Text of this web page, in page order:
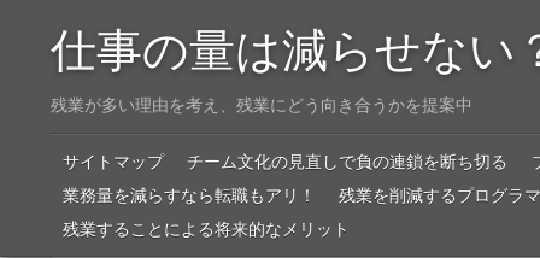
仕事の量は減らせない
残業が多い理由を考え、残業にどう向き合うかを提案中
Menu
SKIP TO CONTENT
サイトマップ チーム文化の見直しで負の連鎖を断ち切る
業務量を減らすなら転職もアリ！
残業を削減するプログラ
残業することによる将来的なメリット